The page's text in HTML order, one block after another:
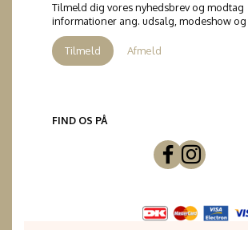
Tilmeld dig vores nyhedsbrev og modtag
informationer ang. udsalg, modeshow og
Tilmeld Afmeld
FIND OS PÅ